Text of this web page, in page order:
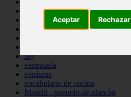
Aceptar Rechazar
postres
tag
venezuela
verduras
vocabulario de cocina
Madrid - pozuelo-de-alarcón